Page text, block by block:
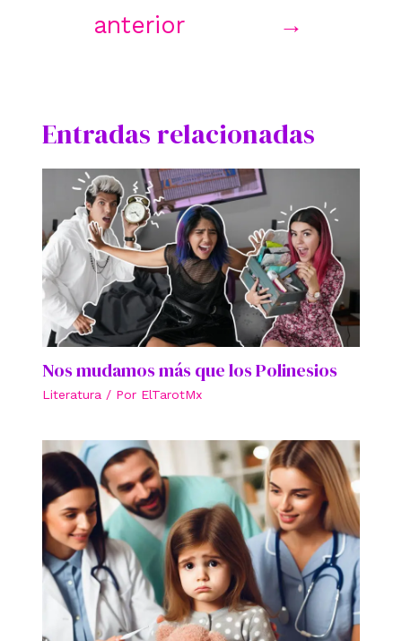
anterior
→
Entradas relacionadas
Nos mudamos más que los Polinesios
Literatura / Por ElTarotMx